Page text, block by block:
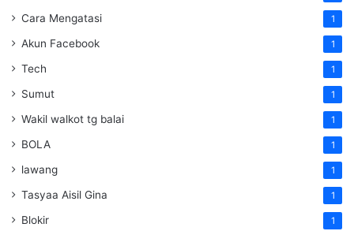
Cara Mengatasi 1
Akun Facebook 1
Tech 1
Sumut 1
Wakil walkot tg balai 1
BOLA 1
lawang 1
Tasyaa Aisil Gina 1
Blokir 1